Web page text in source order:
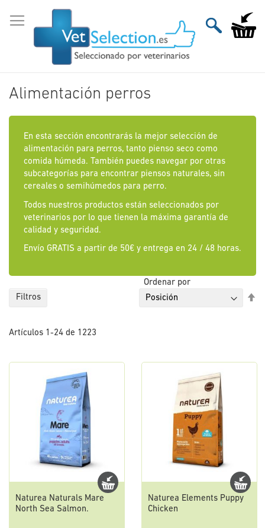
al
contenido
Mi
Alimentación perros
En esta sección encontrarás la mejor selección de
alimentación para perros, tanto pienso seco como
comida húmeda. También puedes navegar por otras
subcategorías para encontrar piensos naturales, sin
cereales o semihúmedos para perro.
Todos nuestros productos están seleccionados por
veterinarios por lo que tienen la máxima garantía de
calidad y seguridad.
Envío GRATIS a partir de 50€ y entrega en 24 / 48 horas.
Artículos 1 -24 de 1223
Ordenar por
Naturea Naturals Mare
North Sea Salmon.
Naturea Elements Puppy
Chicken
Filtros